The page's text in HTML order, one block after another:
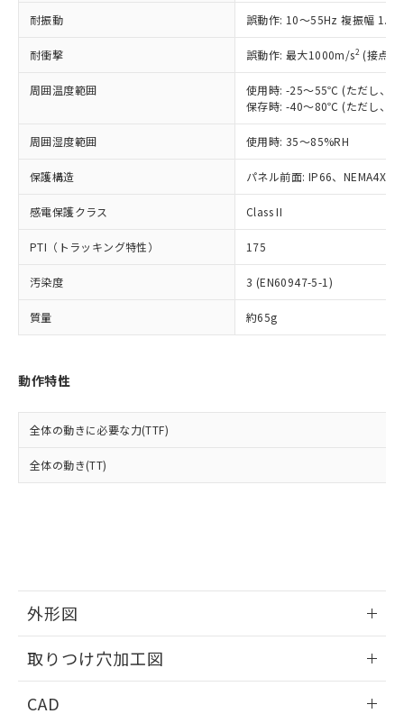
耐振動 誤動作: 10～55Hz 複振幅
耐衝撃 誤動作: 最大1000m/s2 (接点
周囲温度範囲
使用時: -25～55℃ (ただし、氷
保存時: -40～80℃ (ただし、氷
周囲湿度範囲 使用時: 35～85%RH
保護構造 パネル前面: IP66、NEMA4X,
感電保護クラス Class II
PTI（トラッキング特性） 175
汚染度 3 (EN60947-5-1)
質量 約65g
動作特性
全体の動きに必要な力(TTF)
全体の動き(TT)
外形図
取りつけ穴加工図
CAD
記載している更新日時点での社内デー
タに基づき作成されるものであり、閲
覧された時点での実際の在庫および標
準価格とは異なる場合があることをご
正式な納期状況および標準価格はお客
様のお取引先、またはお客様担当のオ
ムロン制御機器販売店・当社販売員に
オムロン制御機器販売店や当社販売拠
販売ネットワーク
」をご確認
ください。
在庫状況および標準価格結果を当社の
事前の承諾なく第三者に漏洩または開
示しないようお願いします。
マイパーツ機能（部品リスト作成サー
ビス）をご利用いただくには、I-Web
メンバーズにご登録されている必要が
および当社の共同利用者が、当社の製
品・サービスに関するお客様との取
をご了承ください。
※当社の共同利用者とは、"個人情報
鉛(Pb) 1000ppm以下、 水銀(Hg) 1000ppm以下、 カド
六価クロム(Cr(Ⅵ)) 1000ppm以下、ポリ臭化ビフェニル
類(PBB) 1000ppm以下、ポリ臭化ジフェニルエーテル類
(PBDE) 1000ppm以下、フタル酸ビス(2-エチルヘキシ
ル) (DEHP)(別名：DOP) 1000ppm以下、フタル酸ブチ
ルベンジル（BBP） 1000ppm以下、フタル酸ジブチル
（DBP） 1000ppm以下、フタル酸ジイソブチル
(DIBP) 1000ppm以下
但し、RoHS指令で産業用監視および制御機器に対する
適用除外項目は除く。
フタル酸エステル類の４物質については閾値を超える意
図的な使用がないことを確認しています。
※2 対応予定月
部品在庫の切り替え状況などにより、予定
月が前後することがあります。
下記の非含有証明書をダウンロードするこ
とができます。
EU RoHS指令（10物質）の非含有証明書
物質の対応では、対応完了までの期間は出
荷製品に未対応品が混在することから備考
既に当社にて対応品への在庫切替を完了
していることから、特段のことがない限
り、2022年1月12日より割愛しておりま
*中国RoHS10物質の基準値 (GB/T26572)：
Pb(鉛) :1000ppm、 Hg(水銀) : 1000ppm、 Cd(カドミウ
Cr(Ⅵ)(六価クロム) : 1000ppm、 PBBs(ポリ臭化ビフェ
ニル類) : 1000ppm、 PBDEs(ポリ臭化ジフェニルエーテ
ル) : 1000ppm、
DEHP(フタル酸ビス(2-エチルヘキシル)) : 1000ppm
※2 環境保護使用期限
「ｅ」：有害物質（10物質）のすべてが基
準値以下であることを示します。
「10」：通常の使用状況下において有害物
質が外部に漏えいし、環境に深刻な影響を
及ぼさない年数を意味します。
（以下｢規制貨物等」という）を輸出
または国外への提供する場合は、日本
国政府の輸出許可(または役務取引許
可)を取得するなどの必要な手続きを
当社は規制貨物を破棄する場合は、完
全に破砕するなど、違法に輸出されな
いよう必要な手段を講じます。
当社は貴社製品を、核兵器、ミサイ
ル、化学兵器、生物兵器またはその他
武器並びにこれらの製造装置等に一切
使用いたしません。
当社は、貴社製品を第三者に販売する
場合は、上記1、2および3の内容を当
該第三者に通知します。また当社は、
販売先および販売に係わる関係者が違
法に輸出するおそれがある場合は、取
り引きをいたしません。
○ 一定数以上の在庫あり
△ 一定数には満たないが在庫あり
在庫なし(最新の在庫状況につ
いては、お客様のお取引先、ま
たはお客様担当のオムロン制御
機器販売店・当社販売員にご確
認ください)
受注生産機種、また在庫状況の
情報を公開していない機種